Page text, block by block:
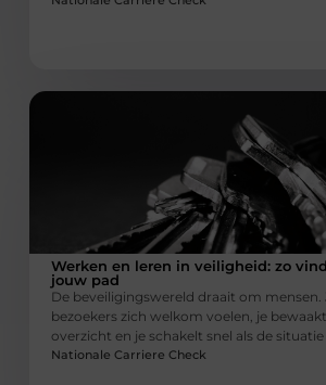
Werken en leren in veiligheid: zo
jouw pad
De beveiligingswereld draait om mensen.
bezoekers zich welkom voelen, je
overzicht en je schakelt snel als de
Nationale Carriere Check